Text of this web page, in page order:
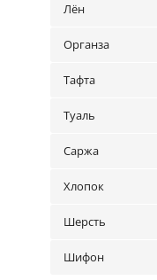
Лён
Органза
Тафта
Туаль
Саржа
Хлопок
Шерсть
Шифон